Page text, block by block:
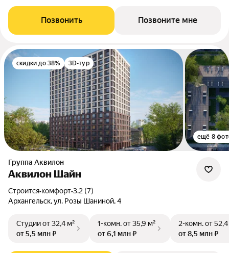
Позвонить Позвоните мне
скидки до 38% 3D-тур
ещё 8
Группа Аквилон
Аквилон Шайн
Строится•комфорт•3.2 (7)
Архангельск, ул. Розы Шаниной, 4
Студииот 32,4 м²
от 5,5 млн ₽
1-комн.от 35,9 м²
от 6,1 млн ₽
2-комн.от
от 8,5 млн ₽